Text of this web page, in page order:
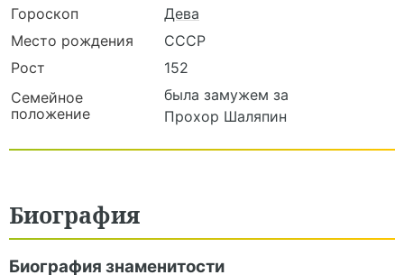
Гороскоп
Дева
Место рождения
СССР
Рост
152
Семейное
положение
была замужем за
Прохор Шаляпин
Биография
Биография знаменитости